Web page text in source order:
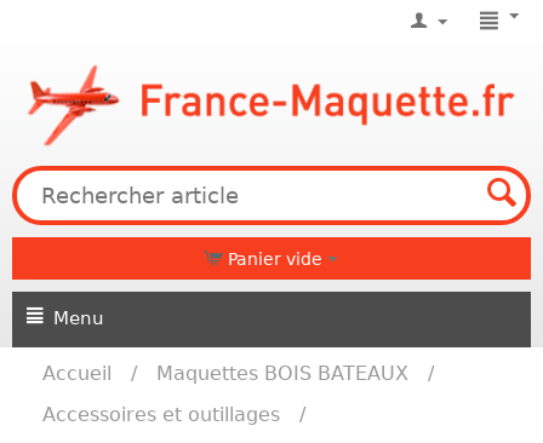
Panier vide
Menu
Accueil / Maquettes BOIS BATEAUX
/
Accessoires et outillages
/